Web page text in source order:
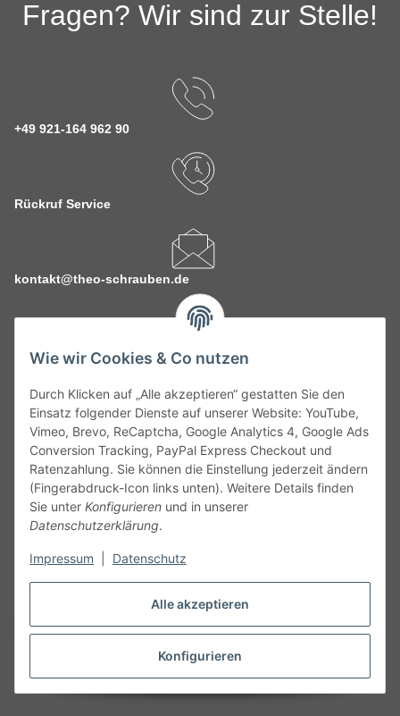
Alle akzeptieren
Konfigurieren
Wie wir Cookies & Co nutzen
Durch Klicken auf „Alle akzeptieren“ gestatten Sie den
Einsatz folgender Dienste auf unserer Website: YouTube,
Vimeo, Brevo, ReCaptcha, Google Analytics 4, Google Ads
Conversion Tracking, PayPal Express Checkout und
Ratenzahlung. Sie können die Einstellung jederzeit ändern
(Fingerabdruck-Icon links unten). Weitere Details finden
Sie unter Konfigurieren und in unserer
Datenschutzerklärung.
Impressum Datenschutz
Fragen? Wir sind zur Stelle!
+49 921-164 962 90
Rückruf Service
kontakt@theo-schrauben.de
Service
Gesetzliche Informationen
Alle technischen Angaben ohne Gewähr. Irrtümer und fehlerhafte
Angaben vorbehalten. Wenn Sie Datenblätter oder spezielle
unseren Kundenservice. Abbildungen der Artikel können
Vertrag widerrufen